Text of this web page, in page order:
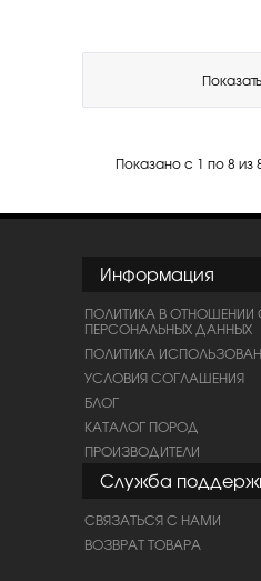
Показано с 1 по 8 из
Информация
ПОЛИТИКА В ОТНОШЕНИИ
ПЕРСОНАЛЬНЫХ ДАННЫХ
ПОЛИТИКА
УСЛОВИЯ СОГЛАШЕНИЯ
БЛОГ
КАТАЛОГ ПОРОД
ПРОИЗВОДИТЕЛИ
Служба
СВЯЗАТЬСЯ С НАМИ
ВОЗВРАТ ТОВАРА